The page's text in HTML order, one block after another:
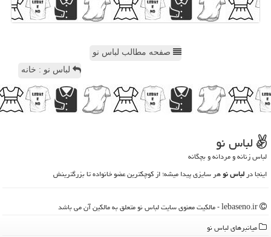
صفحه مطالب لباس نو
لباس نو : خانه
لباس نو
لباس زنانه و مردانه و بچگانه
اینجا درلباس نوهر سایزی پیدا میشه؛ از کوچکترین عضو خانواده تا بزرگترینش
میانبرهای لباس نو